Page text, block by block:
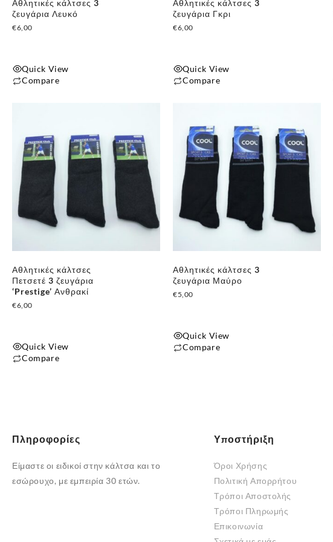
Αθλητικές κάλτσες 3
ζευγάρια Λευκό
€6,00
Quick View
Compare
έχει
πολλαπλές
παραλλαγές.
Οι
επιλογές
μπορούν
σελίδα
του
προϊόντος
Αθλητικές κάλτσες 3
ζευγάρια Γκρι
€6,00
Quick View
Compare
προϊόν
έχει
πολλαπλές
παραλλαγές.
επιλογές
μπορούν
σελίδα
του
Αθλητικές κάλτσες
Πετσετέ 3 ζευγάρια
‘Prestige’ Ανθρακί
€6,00
Quick View
Compare
Αθλητικές κάλτσες 3
ζευγάρια Μαύρο
€5,00
Quick View
Compare
Πληροφορίες
Είμαστε οι ειδικοί στην κάλτσα και το
εσώρουχο, με εμπειρία 30 ετών.
Υποστήριξη
Όροι Χρήσης
Πολιτική Απορρήτου
Τρόποι Αποστολής
Τρόποι Πληρωμής
Επικοινωνία